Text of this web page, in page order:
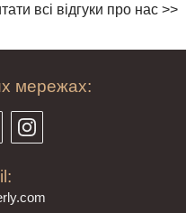
всі відгуки про нас >>
мережах:
rly.com